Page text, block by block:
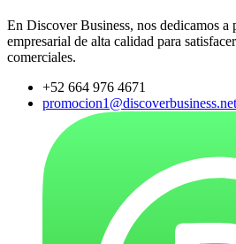
En Discover Business, nos dedicamos
empresarial de alta calidad para
comerciales.
+52 664 976 4671
promocion1@discoverbusiness.net